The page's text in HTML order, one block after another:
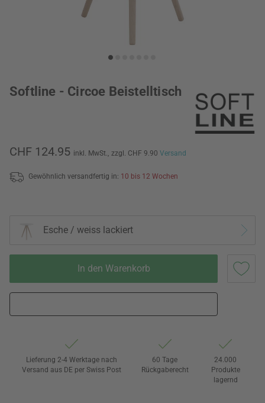
Softline - Circoe Beistelltisch
CHF 124.95 inkl. MwSt., zzgl. CHF 9.90 Versand
Gewöhnlich versandfertig in: 10 bis 12 Wochen
Esche / weiss lackiert
In den Warenkorb
Lieferung 2-4 Werktage nach
Versand aus DE per Swiss Post
60 Tage
Rückgaberecht
24.000
Produkte
lagernd